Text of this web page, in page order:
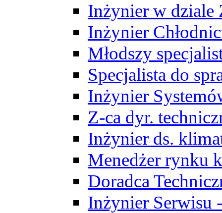
Inżynier w dziale
Inżynier
Młodszy
Specjalista do
Inżynier
Z-ca dyr.
Inżynier ds.
Menedżer rynku
Doradca
Inżynier Serwisu